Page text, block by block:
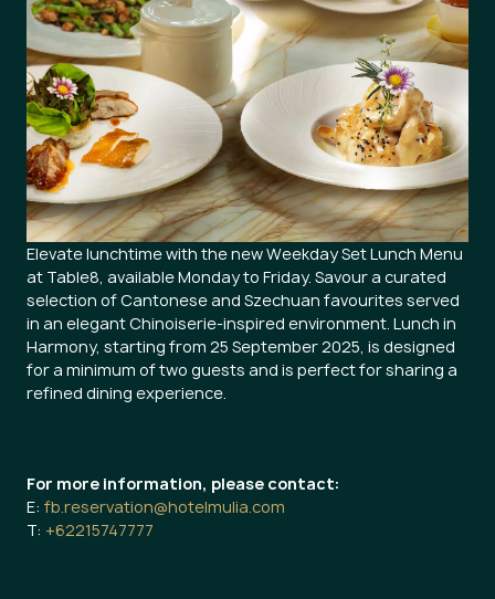
Elevate lunchtime with the new Weekday Set Lunch Menu
at Table8, available Monday to Friday. Savour a curated
selection of Cantonese and Szechuan favourites served
in an elegant Chinoiserie-inspired environment. Lunch in
Harmony, starting from 25 September 2025, is designed
for a minimum of two guests and is perfect for sharing a
refined dining experience.
For more information, please contact:
E: fb.reservation@hotelmulia.com
T: +62215747777